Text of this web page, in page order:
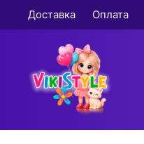
Доставка Оплата